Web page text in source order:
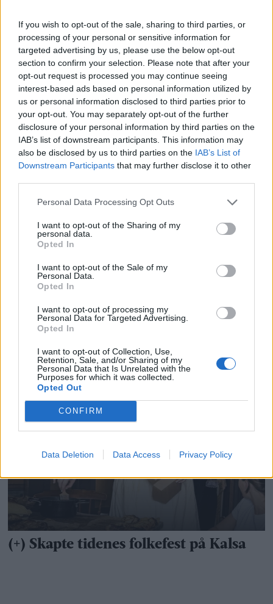
If you wish to opt-out of the sale, sharing to third parties, or
processing of your personal or sensitive information for
targeted advertising by us, please use the below opt-out
section to confirm your selection. Please note that after your
opt-out request is processed you may continue seeing
interest-based ads based on personal information utilized by
us or personal information disclosed to third parties prior to
your opt-out. You may separately opt-out of the further
disclosure of your personal information by third parties on the
IAB’s list of downstream participants. This information may
also be disclosed by us to third parties on the IAB’s List of
Downstream Participants that may further disclose it to other
Personal Data Processing Opt Outs
I want to opt-out of the Sharing of my
personal data.
Opted In
I want to opt-out of the Sale of my
Personal Data.
Opted In
I want to opt-out of processing my
Personal Data for Targeted Advertising.
Opted In
I want to opt-out of Collection, Use,
Retention, Sale, and/or Sharing of my
Personal Data that Is Unrelated with the
Purposes for which it was collected.
Opted Out
CONFIRM
Data Deletion Data Access Privacy Policy